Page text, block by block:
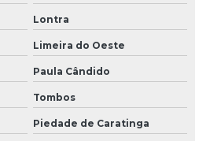
Lontra
Limeira do Oeste
Paula Cândido
Tombos
Piedade de Caratinga